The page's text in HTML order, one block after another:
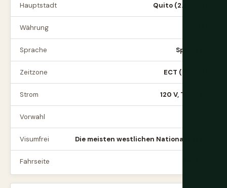
Hauptstadt Quito (2.850 m)
Währung
Sprache Spanisch
Zeitzone ECT (UTC-5)
Strom 120 V, Typ A/B
Vorwahl
Visumfrei Die meisten westlichen Nationalitäten
Fahrseite